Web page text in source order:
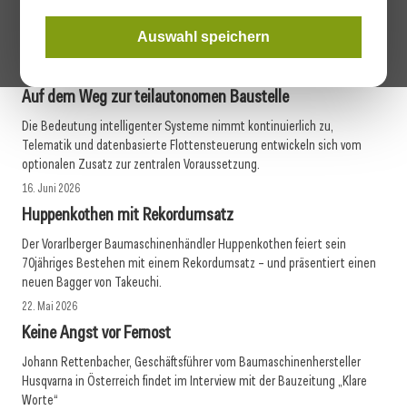
Auswahl speichern
Auf dem Weg zur teilautonomen Baustelle
Die Bedeutung intelligenter Systeme nimmt kontinuierlich zu,
Telematik und datenbasierte Flottensteuerung entwickeln sich vom
optionalen Zusatz zur zentralen Voraussetzung.
16. Juni 2026
Huppenkothen mit Rekordumsatz
Der Vorarlberger Baumaschinenhändler Huppenkothen feiert sein
70jähriges Bestehen mit einem Rekordumsatz – und präsentiert einen
neuen Bagger von Takeuchi.
22. Mai 2026
Keine Angst vor Fernost
Johann Rettenbacher, Geschäftsführer vom Baumaschinenhersteller
Husqvarna in Österreich findet im Interview mit der Bauzeitung „Klare
Worte“